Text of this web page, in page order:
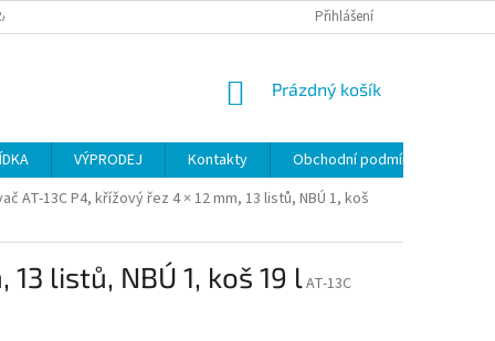
OSOBNÍCH ÚDAJŮ Přihlášení
NÁKUPNÍ
Prázdný košík
VÝPRODEJ Kontakty
Obchodní podmínky
AT-13C P4, křížový řez 4 × 12 mm, 13 listů, NBÚ 1, koš
listů, NBÚ 1, koš 19 lAT-13C